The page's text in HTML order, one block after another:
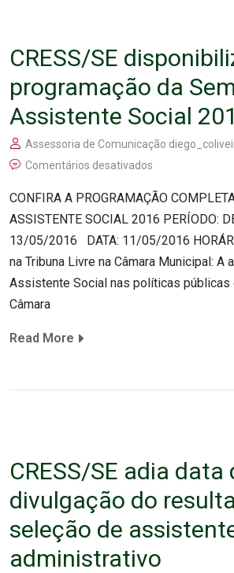
CRESS/SE
programação da
Assistente Social
Assessoria de Comunicação
Comentários desativados
CONFIRA A PROGRAMAÇÃO
ASSISTENTE SOCIAL 2016 PERÍODO:
13/05/2016 DATA: 11/05/2016
na Tribuna Livre na Câmara Municipal: A
Assistente Social nas políticas públicas
Câmara
Read More
CRESS/SE adia data
divulgação do
seleção de
administrativo